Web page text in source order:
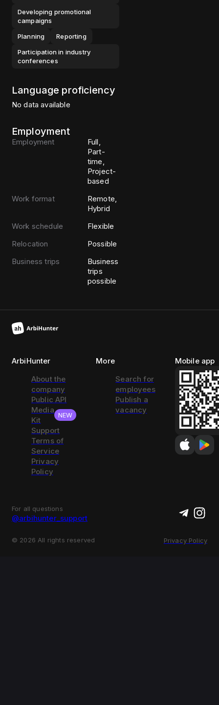
Developing promotional
campaigns
Planning
Reporting
Participation in industry
conferences
Language proficiency
No data available
Employment
Employment
Full,
Part-
time,
Project-
based
Work format
Remote,
Hybrid
Work schedule
Flexible
Relocation
Possible
Business trips
Business
trips
possible
ArbiHunter
About the
company
Public API
Media
Kit
NEW
Support
Terms of
Service
Privacy
Policy
More
Search for
employees
Publish a
vacancy
Mobile app
For all questions
@arbihunter_support
© 2026 All rights reserved Privacy Policy